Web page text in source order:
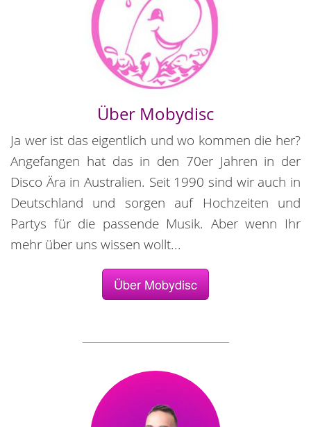
Über Mobydisc
Ja wer ist das eigentlich und wo kommen die her?
Angefangen hat das in den 70er Jahren in der
Disco Ära in Australien. Seit 1990 sind wir auch in
Deutschland und sorgen auf Hochzeiten und
Partys für die passende Musik. Aber wenn Ihr
mehr über uns wissen wollt...
Über Mobydisc